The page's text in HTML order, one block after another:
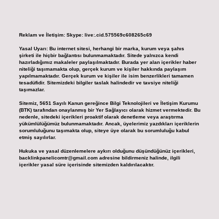
Reklam ve İletişim: Skype: live:.cid.575569c608265c69
Yasal Uyarı: Bu internet sitesi, herhangi bir marka, kurum veya şahıs
şirketi ile hiçbir bağlantısı bulunmamaktadır. Sitede yalnızca kendi
hazırladığımız makaleler paylaşılmaktadır. Burada yer alan içerikler haber
niteliği taşımamakta olup, gerçek kurum ve kişiler hakkında paylaşım
yapılmamaktadır. Gerçek kurum ve kişiler ile isim benzerlikleri tamamen
tesadüfidir. Sitemizdeki bilgiler taslak halindedir ve tavsiye niteliği
taşımazlar.
Sitemiz, 5651 Sayılı Kanun gereğince Bilgi Teknolojileri ve İletişim Kurumu
(BTK) tarafından onaylanmış bir Yer Sağlayıcı olarak hizmet vermektedir. Bu
nedenle, sitedeki içerikleri proaktif olarak denetleme veya araştırma
yükümlülüğümüz bulunmamaktadır. Ancak, üyelerimiz yazdıkları içeriklerin
sorumluluğunu taşımakta olup, siteye üye olarak bu sorumluluğu kabul
etmiş sayılırlar.
Hukuka ve yasal düzenlemelere aykırı olduğunu düşündüğünüz içerikleri,
backlinkpanelicomtr@gmail.comadresine bildirmeniz halinde, ilgili
içerikler yasal süre içerisinde sitemizden kaldırılacaktır.